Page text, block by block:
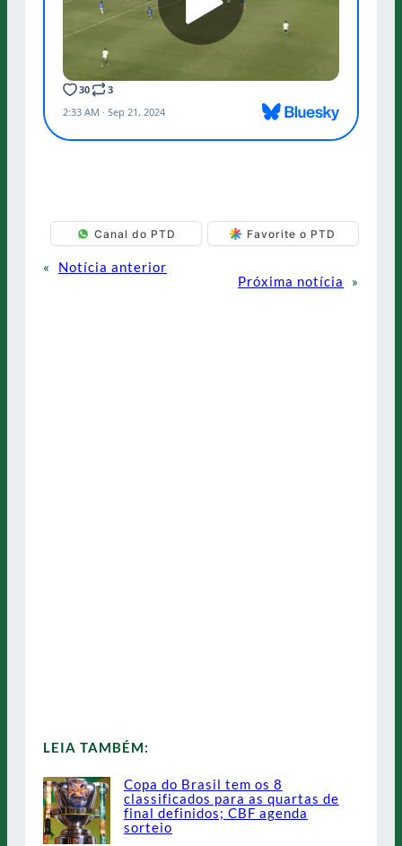
Canal do PTD Favorite o PTD
«
Notícia anterior
Próxima notícia
»
LEIA TAMBÉM:
Copa do Brasil tem os 8
classificados para as quartas de
final definidos; CBF agenda
sorteio